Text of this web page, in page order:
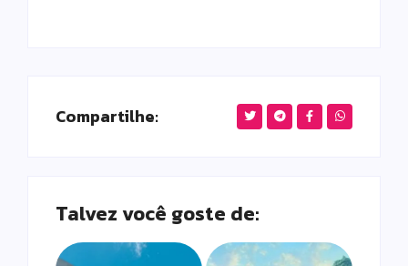
Compartilhe:
Talvez você goste de: